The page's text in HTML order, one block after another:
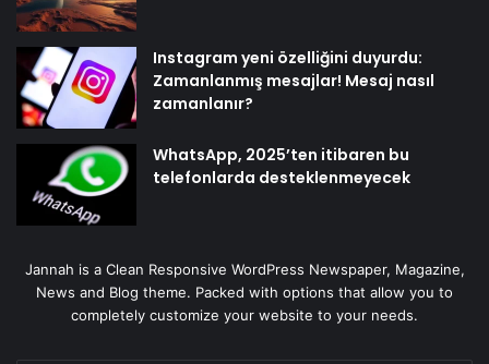
Instagram yeni özelliğini duyurdu:
Zamanlanmış mesajlar! Mesaj nasıl
zamanlanır?
WhatsApp, 2025’ten itibaren bu
telefonlarda desteklenmeyecek
Jannah is a Clean Responsive WordPress Newspaper, Magazine,
News and Blog theme. Packed with options that allow you to
completely customize your website to your needs.